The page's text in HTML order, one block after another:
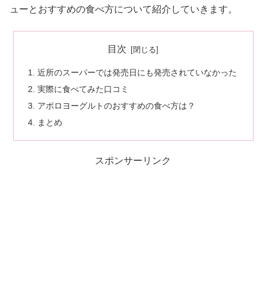
ューとおすすめの食べ方について紹介していきます。
目次
近所のスーパーでは発売日にも発売されていなかった
実際に食べてみた口コミ
アポロヨーグルトのおすすめの食べ方は？
まとめ
スポンサーリンク